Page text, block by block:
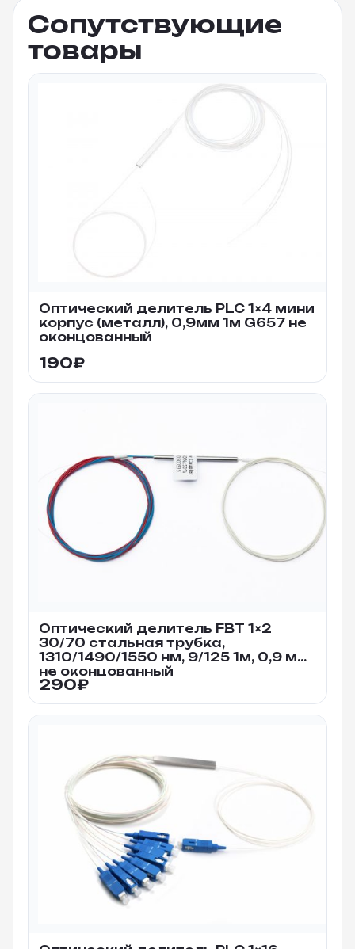
Сопутствующие
товары
Оптический делитель PLC 1×4 мини
корпус (металл), 0,9мм 1м G657 не
оконцованный
190₽
Оптический делитель FBT 1×2
30/70 стальная трубка,
1310/1490/1550 нм, 9/125 1м, 0,9 мм
не оконцованный
290₽